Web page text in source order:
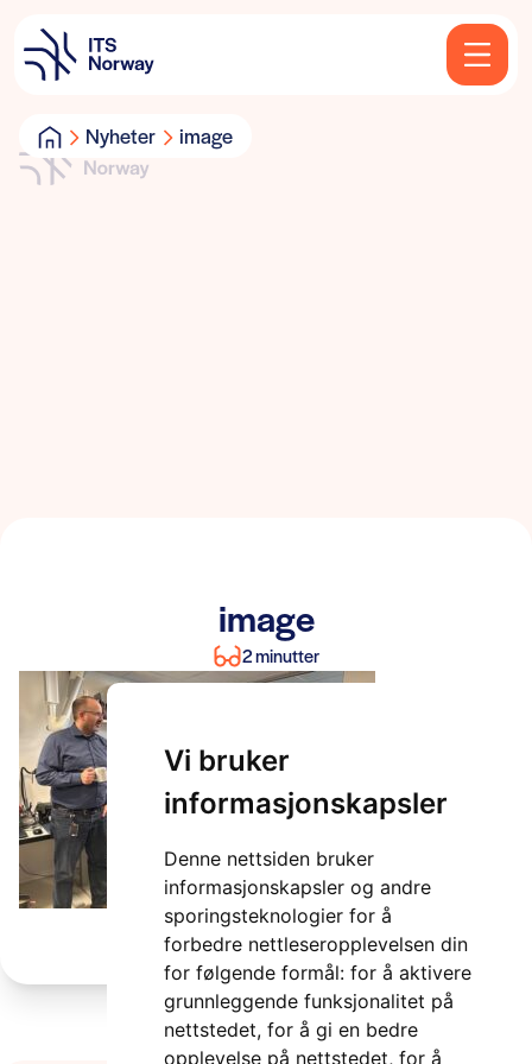
Vi bruker
informasjonskapsler
Denne nettsiden bruker
informasjonskapsler og andre
sporingsteknologier for å
forbedre nettleseropplevelsen din
for følgende formål: for å aktivere
grunnleggende funksjonalitet på
nettstedet, for å gi en bedre
opplevelse på nettstedet, for å
Nyheter image
image
2 minutter